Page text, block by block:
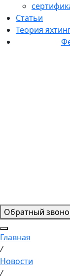
Статьи
Теория
Обратный
Главная
/
Новости
/